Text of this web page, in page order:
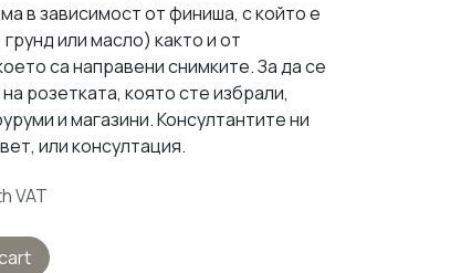
в зависимост от финиша, с който е
или масло) както и от
са направени снимките. За да се
розетката, която сте избрали,
и магазини. Консултантите ни
или консултация.
VAT